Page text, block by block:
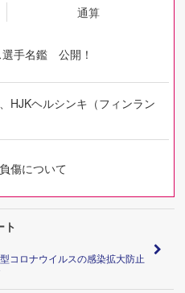
通算
手名鑑 公開！
HJKヘルシンキ（フィンラン
傷について
ト
コロナウイルスの感染拡大防止